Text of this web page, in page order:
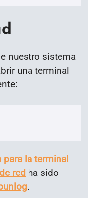
nuestro sistema
una terminal
para la terminal
red ha sido
.